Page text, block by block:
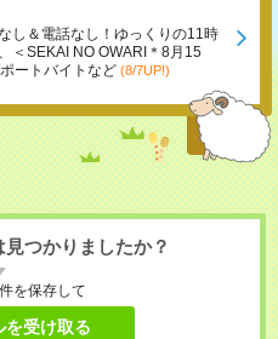
し＆電話なし！ゆっくりの11時
＜SEKAI NO OWARI＊8月15
ートバイトなど (8/7UP!)
つかりましたか？
を保存して
を受け取る